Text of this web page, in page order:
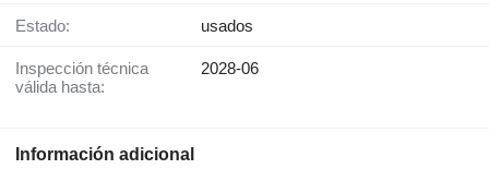
Estado: usados
Inspección técnica
válida hasta:
2028-06
Información adicional